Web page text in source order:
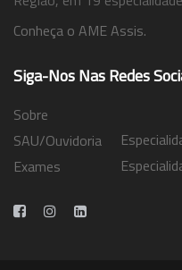
Conheça o AME Assis.
Siga-Nos Nas Redes
Sobre
SAU/Ouvidoria
Exames